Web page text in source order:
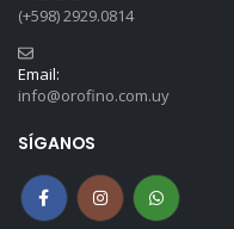
(+598) 2929.0814
Email:
info@orofino.com.uy
SÍGANOS